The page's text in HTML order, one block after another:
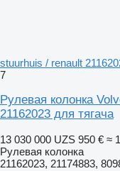
stuurhuis / renault
7
Рулевая колонка
21162023 для тягача
13 030 000 UZS 950 € ≈
Рулевая колонка
21162023, 21174883,